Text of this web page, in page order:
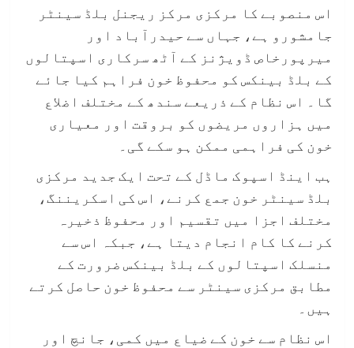
اس منصوبے کا مرکزی مرکز ریجنل بلڈ سینٹر
جامشورو ہے، جہاں سے حیدرآباد اور
میرپورخاص ڈویژنز کے آٹھ سرکاری اسپتالوں
کے بلڈ بینکس کو محفوظ خون فراہم کیا جائے
گا۔ اس نظام کے ذریعے سندھ کے مختلف اضلاع
میں ہزاروں مریضوں کو بروقت اور معیاری
خون کی فراہمی ممکن ہو سکے گی۔
ہب اینڈ اسپوک ماڈل کے تحت ایک جدید مرکزی
بلڈ سینٹر خون جمع کرنے، اس کی اسکریننگ،
مختلف اجزا میں تقسیم اور محفوظ ذخیرہ
کرنے کا کام انجام دیتا ہے، جبکہ اس سے
منسلک اسپتالوں کے بلڈ بینکس ضرورت کے
مطابق مرکزی سینٹر سے محفوظ خون حاصل کرتے
ہیں۔
اس نظام سے خون کے ضیاع میں کمی، جانچ اور